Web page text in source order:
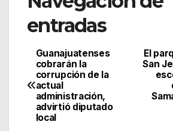
entradas
El
San
Guanajuatenses
cobrarán la
corrupción de la
actual
administración,
advirtió diputado
local